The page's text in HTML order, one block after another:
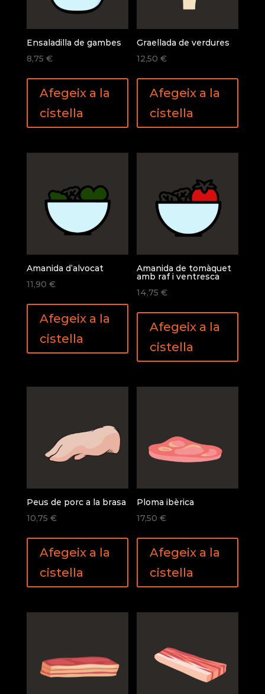
Ensaladilla de gambes
8,75 €
Afegeix a la
cistella
Graellada de verdures
12,50€
Afegeix a la
cistella
Amanida d’alvocat
11,90 €
Afegeix a la
cistella
Amanida de tomàquet
amb raf i ventresca
14,75€
Afegeix a la
cistella
Peus de porc a la brasa
10,75 €
Afegeix a la
cistella
Ploma ibèrica
17,50€
Afegeix a la
cistella